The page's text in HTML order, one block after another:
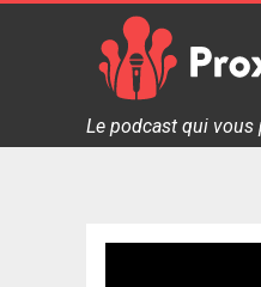
Proxi Jeux - Le
Le podcast qui vous